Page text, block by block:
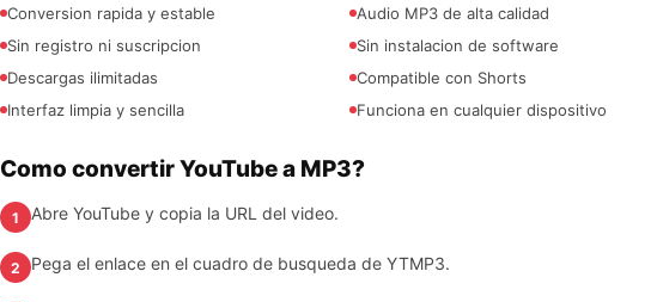
Conversion rapida y estable
Audio MP3 de alta calidad
Sin registro ni suscripcion
Sin instalacion de software
Descargas ilimitadas
Compatible con Shorts
Interfaz limpia y sencilla
Funciona en cualquier dispositivo
Como convertir YouTube a MP3?
1 Abre YouTube y copia la URL del video.
2 Pega el enlace en el cuadro de busqueda de YTMP3.